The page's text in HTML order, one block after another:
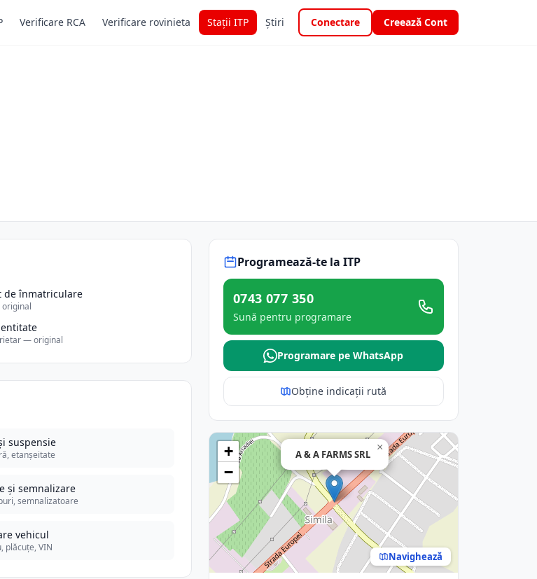
Verificare RCA Verificare rovinieta Stații ITP Știri Conectare Creează Cont
de înmatriculare
original
— original
suspensie
etanșeitate
și semnalizare
semnalizatoare
vehicul
plăcuțe, VIN
Programează-te la ITP
0743 077 350
Sună pentru programare
Programare pe WhatsApp
Obține indicații rută
A & A FARMS SRL
×
+
−
Navighează